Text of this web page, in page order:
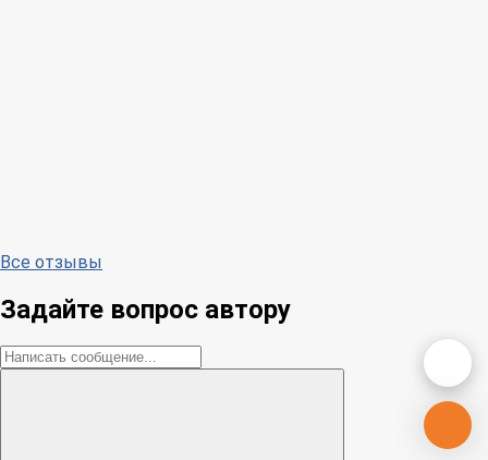
Все отзывы
Задайте вопрос автору